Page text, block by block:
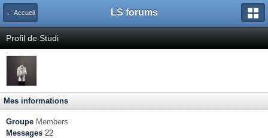
← Accueil LS forums
Profil de Studi
Mes informations
Groupe Members
Messages 22